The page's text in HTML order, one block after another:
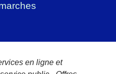
en ligne et